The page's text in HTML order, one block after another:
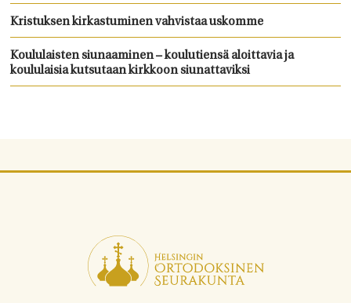
Kristuksen kirkastuminen vahvistaa uskomme
Koululaisten siunaaminen – koulutiensä aloittavia ja
koululaisia kutsutaan kirkkoon siunattaviksi